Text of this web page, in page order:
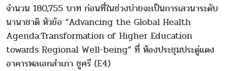
จำนวน 180,755 บาท ก่อนที่ในช่วงบ่ายจะเป็นการเสวนาระดับ
นานาชาติ หัวข้อ “Advancing the Global Health
Agenda:Transformation of Higher Education
towards Regional Well-being” ที่ ห้องประชุมประดู่แดง
อาคารพลเอกสำเภา ชูศรี (E4)